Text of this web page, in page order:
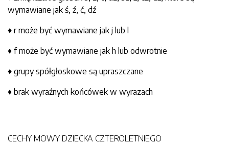
wymawiane jak ś, ź, ć, dź
♦ r może być wymawiane jak j lub l
♦ f może być wymawiane jak h lub odwrotnie
♦ grupy spółgłoskowe są upraszczane
♦ brak wyraźnych końcówek w wyrazach
CECHY MOWY DZIECKA CZTEROLETNIEGO